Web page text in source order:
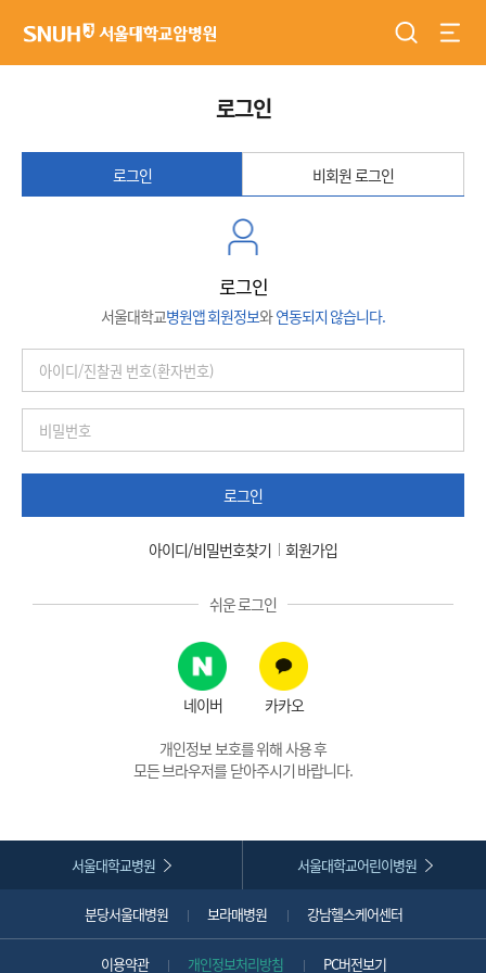
검색
로그인
로그인 비회원 로그인
로그인
서울대학교병원앱 회원정보와연동되지 않습니다.
로그인
아이디/비밀번호찾기 회원가입
쉬운 로그인
네이버
카카오
개인정보 보호를 위해 사용 후
모든 브라우저를 닫아주시기 바랍니다.
서울대학교병원 서울대학교어린이병원
분당서울대병원 보라매병원 강남헬스케어센터
이용약관 개인정보처리방침 PC버전보기